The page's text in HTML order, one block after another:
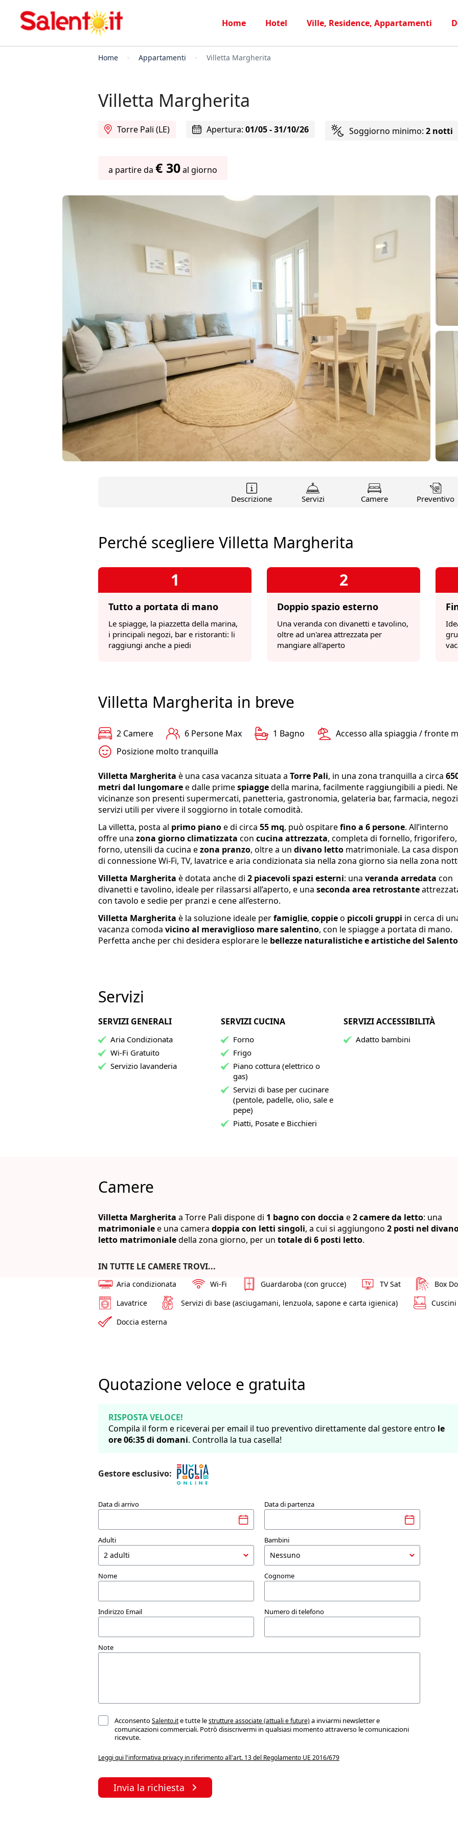
Home Hotel Ville, Residence, Appartamenti
Home Appartamenti Villetta Margherita
Villetta Margherita
Torre Pali (LE) Apertura: 01/05 - 31/10/26 Soggiorno minimo: 2 notti
a partire da € 30al giorno
Descrizione Servizi Camere Preventivo
Perché scegliere Villetta Margherita
1
Tutto a portata di mano
Le spiagge, la piazzetta della marina,
i principali negozi, bar e ristoranti: li
raggiungi anche a piedi
2
Doppio spazio esterno
Una veranda con divanetti e tavolino,
oltre ad un'area attrezzata per
mangiare all'aperto
Villetta Margherita in breve
2 Camere 6 Persone Max 1 Bagno
Accesso alla spiaggia / fronte
Posizione molto tranquilla
Villetta Margherita è una casa vacanza situata a Torre Pali, in una zona tranquilla a circa
metri dal lungomaree dalle primespiaggedella marina, facilmente raggiungibili a piedi.
vicinanze son presenti supermercati, panetteria, gastronomia, gelateria bar, farmacia,
servizi utili per vivere il soggiorno in totale comodità.
La villetta, posta al primo pianoe di circa 55 mq, può ospitarefino a 6 persone. All’interno
offre una zona giorno climatizzata con cucina attrezzata, completa di fornello, frigorifero,
forno, utensili da cucina ezona pranzo, oltre a un divano letto matrimoniale. La casa
di connessione Wi-Fi, TV, lavatrice e aria condizionata sia nella zona giorno sia nella zona
Villetta Margherita è dotata anche di 2 piacevoli spazi esterni: una veranda arredata con
divanetti e tavolino, ideale per rilassarsi all’aperto, e una seconda area retrostante
con tavolo e sedie per pranzi e cene all’esterno.
Villetta Margherita è la soluzione ideale perfamiglie, coppieo piccoli gruppi in cerca di
vacanza comoda vicino al meraviglioso mare salentino, con le spiagge a portata di mano.
Perfetta anche per chi desidera esplorare le bellezze naturalistiche e artistiche del Salento
Servizi
SERVIZI GENERALI
Aria Condizionata
Wi-Fi Gratuito
Servizio lavanderia
SERVIZI CUCINA
Forno
Frigo
Piano cottura (elettrico o
gas)
Servizi di base per cucinare
(pentole, padelle, olio, sale e
pepe)
Piatti, Posate e Bicchieri
SERVIZI ACCESSIBILITÀ
Adatto bambini
Camere
Villetta Margherita a Torre Pali dispone di 1 bagno con doccia e2 camere da letto: una
matrimonialee una camera doppia con letti singoli, a cui si aggiungono 2 posti nel
letto matrimonialedella zona giorno, per un totale di 6 posti letto.
IN TUTTE LE CAMERE TROVI...
Aria condizionata Wi-Fi Guardaroba (con grucce) TV Sat Box
Lavatrice
Servizi di base (asciugamani, lenzuola, sapone e carta igienica)
Doccia esterna
Quotazione veloce e gratuita
RISPOSTA VELOCE!
Compila il form e riceverai per email il tuo preventivo direttamente dal gestore entro le
ore06:35di domani. Controlla la tua casella!
Gestore esclusivo:
Data di arrivo Data di partenza
Adulti Bambini
Nome Cognome
Indirizzo Email Numero di telefono
Note
AcconsentoSalento.ite tutte lestrutture associate (attuali e future)a inviarmi newsletter e
comunicazioni commerciali. Potrò disiscrivermi in qualsiasi momento attraverso le comunicazioni
ricevute.
Leggi qui l'informativa privacy in riferimento all'art. 13 del Regolamento UE 2016/679
Invia la richiesta